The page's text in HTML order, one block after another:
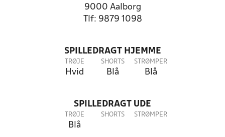
9000 Aalborg
Tlf: 9879 1098
SPILLEDRAGT HJEMME
TRØJE
Hvid
SHORTS
Blå
STRØMPER
Blå
SPILLEDRAGT UDE
TRØJE
Blå
SHORTS STRØMPER